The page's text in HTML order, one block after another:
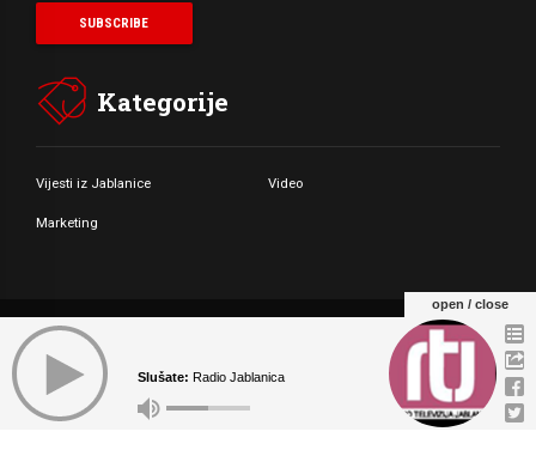
Kategorije
Vijesti iz Jablanice Video
Marketing
© Copyright by Radio Televizija Jablanica 2021. All rights reserved.
O NAMA MARKETING KONTAKT
open / close
Slušate: Radio Jablanica